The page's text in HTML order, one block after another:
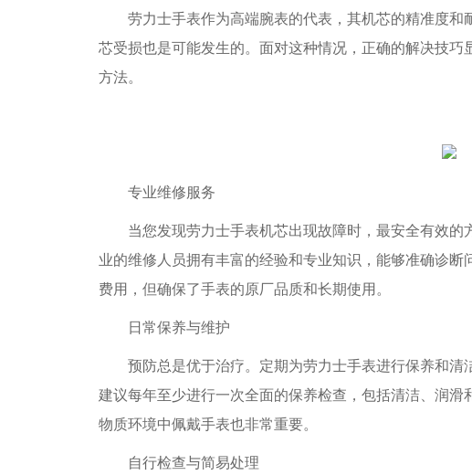
劳力士手表作为高端腕表的代表，其机芯的精准度和
芯受损也是可能发生的。面对这种情况，正确的解决技
方法。
专业维修服务
当您发现劳力士手表机芯出现故障时，最安全有效的
业的维修人员拥有丰富的经验和专业知识，能够准确诊
费用，但确保了手表的原厂品质和长期使用。
日常保养与维护
预防总是优于治疗。定期为劳力士手表进行保养和清
建议每年至少进行一次全面的保养检查，包括清洁、润
物质环境中佩戴手表也非常重要。
自行检查与简易处理